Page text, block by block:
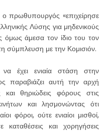
πρωθυπουργός «επιχείρησε
Λύσης για μηδενικούς
άμεσα τον ίδιο του τον
σύμπλευση με την Κομισιόν.
έχει ενιαία στάση στην
παραβιάζει αυτή την αρχή
και θηριώδεις φόρους στις
και λησμονώντας ότι
φόροι, ούτε ενιαίοι μισθοί,
καταθέσεις και χορηγήσεις